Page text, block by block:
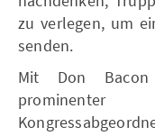
zu verlegen, um
senden.
Mit Don Bacon